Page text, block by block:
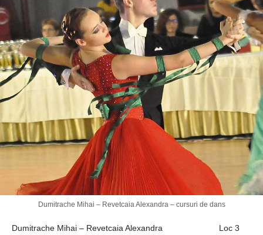
Dumitrache Mihai – Revetcaia Alexandra – cursuri de dans
Dumitrache Mihai – Revetcaia Alexandra Loc 3